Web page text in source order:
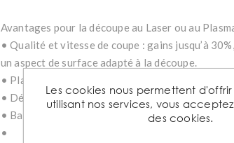
Avantages pour la découpe au Laser ou au
• Qualité et vitesse de coupe : gains jusqu’à
un aspect de surface adapté à la découpe.
• Planéité parfaite.
• Déformation plus limitée de la pièce découpée.
• Bavure minimisée.
•
Les cookies nous permettent d'offrir
utilisant nos services, vous
des cookies.